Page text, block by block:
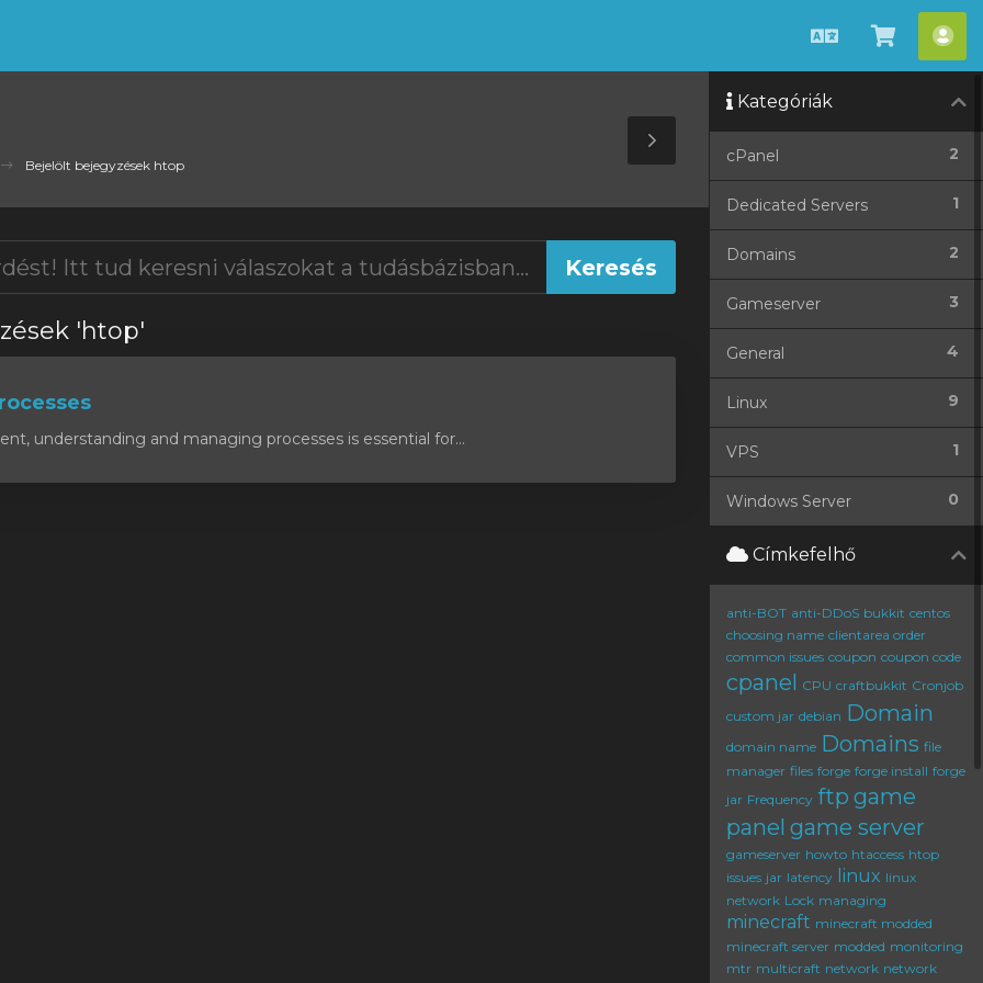
MagyarKosár
Bejelölt bejegyzések htop
Toggle
Sidebar
'htop'
understanding and managing processes is essential for...
Kategóriák
2
cPanel
1
Dedicated Servers
2
Domains
3
Gameserver
4
General
9
Linux
1
VPS
0
Windows Server
Címkefelhő
anti-BOT anti-DDoS bukkit centos
choosing name clientarea order
common issues coupon coupon code
cpanel CPU craftbukkit Cronjob
custom jar debian Domain
domain name Domains file
manager files forge forge install forge
jar Frequency ftp game
panel game server
gameserver howto htaccess htop
issues jar latency linux linux
network Lock managing
minecraft minecraft modded
minecraft server modded monitoring
mtr multicraft network network